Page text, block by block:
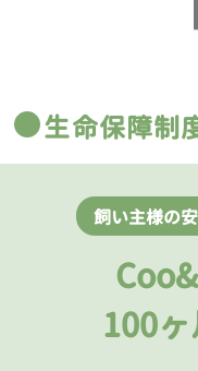
生命保障制
飼い主様の
100